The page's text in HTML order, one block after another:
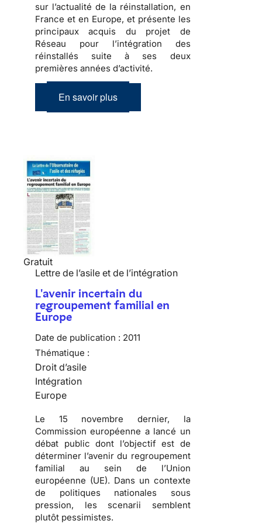
sur l’actualité de la réinstallation, en
France et en Europe, et présente les
principaux acquis du projet de
Réseau pour l’intégration des
réinstallés suite à ses deux
premières années d’activité.
En savoir plus
Gratuit
Lettre de l’asile et de l’intégration
L'avenir incertain du
regroupement familial en
Europe
Date de publication : 2011
Thématique :
Droit d’asile
Intégration
Europe
Le 15 novembre dernier, la
Commission européenne a lancé un
débat public dont l’objectif est de
déterminer l’avenir du regroupement
familial au sein de l’Union
européenne (UE). Dans un contexte
de politiques nationales sous
pression, les scenarii semblent
plutôt pessimistes.